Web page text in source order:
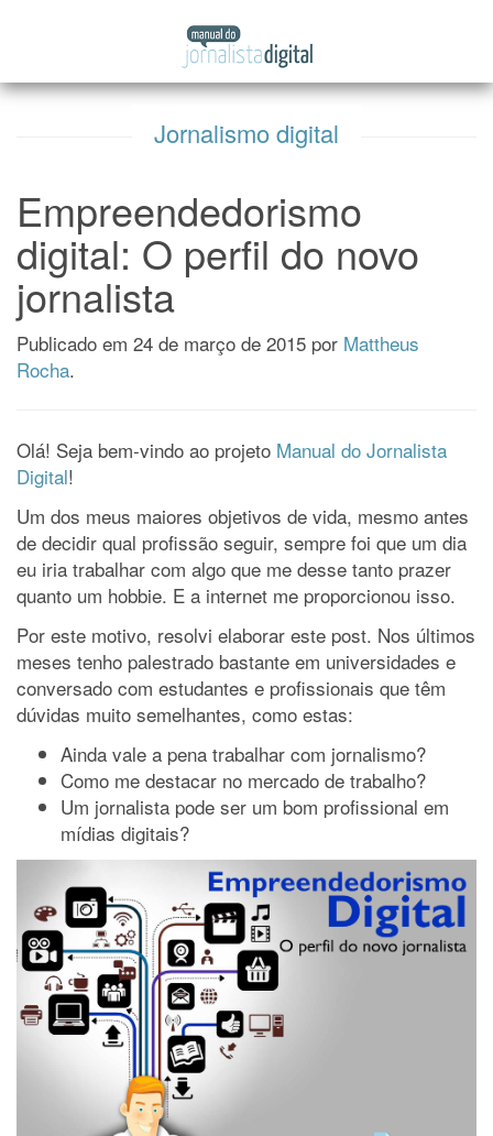
o
do
Jornalista
Digital
Jornalismo digital
Empreendedorismo
digital: O perfil do novo
jornalista
Publicado em 24 de março de 2015 por Mattheus
Rocha.
Olá! Seja bem-vindo ao projeto Manual do Jornalista
Digital!
Um dos meus maiores objetivos de vida, mesmo antes
de decidir qual profissão seguir, sempre foi que um dia
eu iria trabalhar com algo que me desse tanto prazer
quanto um hobbie. E a internet me proporcionou isso.
Por este motivo, resolvi elaborar este post. Nos últimos
meses tenho palestrado bastante em universidades e
conversado com estudantes e profissionais que têm
dúvidas muito semelhantes, como estas:
Ainda vale a pena trabalhar com jornalismo?
Como me destacar no mercado de trabalho?
Um jornalista pode ser um bom profissional em
mídias digitais?